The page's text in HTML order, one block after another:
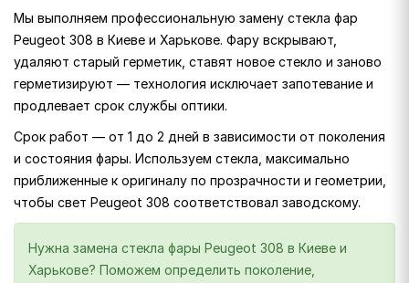
Мы выполняем профессиональную замену стекла фар
Peugeot 308 в Киеве и Харькове. Фару вскрывают,
удаляют старый герметик, ставят новое стекло и заново
герметизируют — технология исключает запотевание и
продлевает срок службы оптики.
Срок работ — от 1 до 2 дней в зависимости от поколения
и состояния фары. Используем стекла, максимально
приближенные к оригиналу по прозрачности и геометрии,
чтобы свет Peugeot 308 соответствовал заводскому.
Нужна замена стекла фары Peugeot 308 в Киеве и
Харькове? Поможем определить поколение,